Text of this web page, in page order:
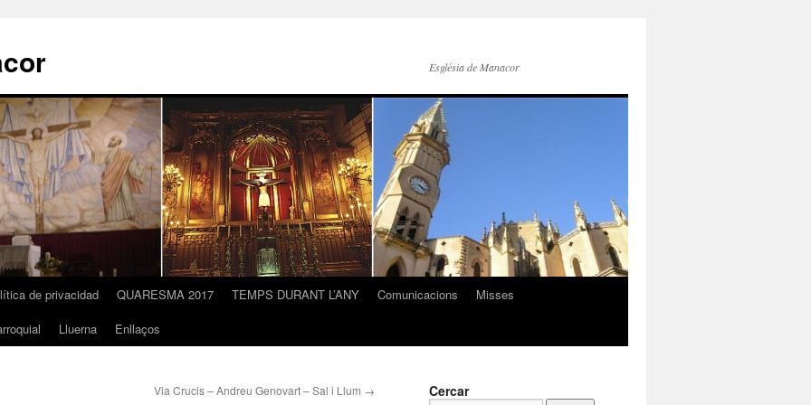
Església de Manacor
de privacidad QUARESMA 2017 TEMPS DURANT L’ANY Comunicacions
Misses
Lluerna Enllaços
Via Crucis – Andreu Genovart – Sal i Llum → Cercar